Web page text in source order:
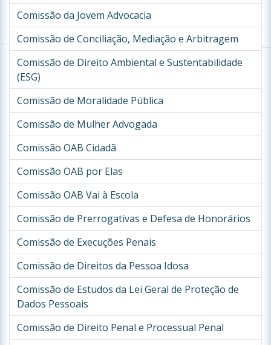
Comissão da Jovem Advocacia
Comissão de Conciliação, Mediação e Arbitragem
Comissão de Direito Ambiental e Sustentabilidade
(ESG)
Comissão de Moralidade Pública
Comissão de Mulher Advogada
Comissão OAB Cidadã
Comissão OAB por Elas
Comissão OAB Vai à Escola
Comissão de Prerrogativas e Defesa de Honorários
Comissão de Execuções Penais
Comissão de Direitos da Pessoa Idosa
Comissão de Estudos da Lei Geral de Proteção de
Dados Pessoais
Comissão de Direito Penal e Processual Penal